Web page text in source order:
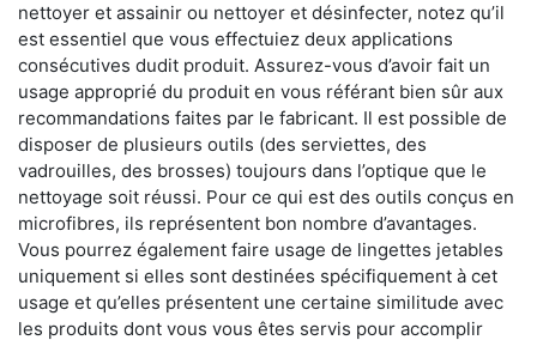
nettoyer et assainir ou nettoyer et désinfecter, notez qu’il
est essentiel que vous effectuiez deux applications
consécutives dudit produit. Assurez-vous d’avoir fait un
usage approprié du produit en vous référant bien sûr aux
recommandations faites par le fabricant. Il est possible de
disposer de plusieurs outils (des serviettes, des
vadrouilles, des brosses) toujours dans l’optique que le
nettoyage soit réussi. Pour ce qui est des outils conçus en
microfibres, ils représentent bon nombre d’avantages.
Vous pourrez également faire usage de lingettes jetables
uniquement si elles sont destinées spécifiquement à cet
usage et qu’elles présentent une certaine similitude avec
les produits dont vous vous êtes servis pour accomplir